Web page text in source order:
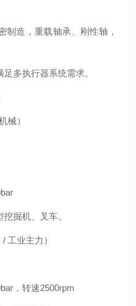
制造，重载轴承、刚性轴，
多执行器系统需求。
械）
掘机、叉车。
工业主力）
，转速2500rpm